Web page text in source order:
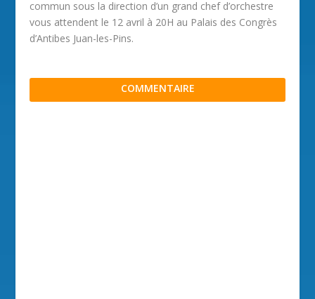
commun sous la direction d’un grand chef d’orchestre
vous attendent le 12 avril à 20H au Palais des Congrès
d’Antibes Juan-les-Pins.
COMMENTAIRE